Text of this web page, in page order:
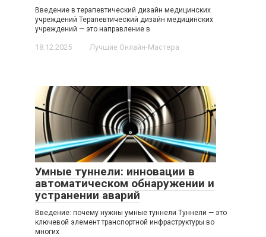
Введение в терапевтический дизайн медицинских
учреждений Терапевтический дизайн медицинских
учреждений — это направление в
18.12.2025 Лучшие Онлайн-Мастера
Умные туннели: инновации в
автоматическом обнаружении и
устранении аварий
Введение: почему нужны умные туннели Туннели — это
ключевой элемент транспортной инфраструктуры во
многих